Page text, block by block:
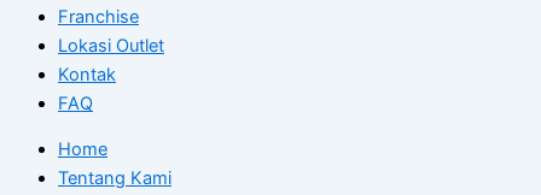
Franchise
Lokasi Outlet
Kontak
FAQ
Home
Tentang Kami